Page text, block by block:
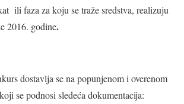
ili faza za koju se traže sredstva, realizuju
2016. godine.
dostavlja se na popunjenom i overenom
se podnosi sledeća dokumentacija: